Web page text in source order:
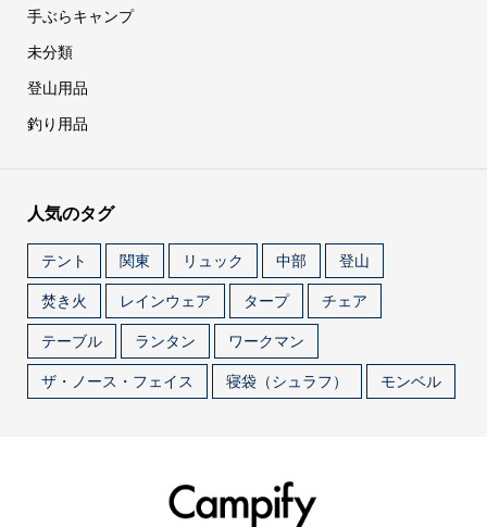
手ぶらキャンプ
未分類
登山用品
釣り用品
人気のタグ
テント 関東 リュック 中部
登山
焚き火
レインウェア タープ
チェア
テーブル
ランタン
ワークマン
ザ・ノース・フェイス
寝袋（シュラフ） モンベル